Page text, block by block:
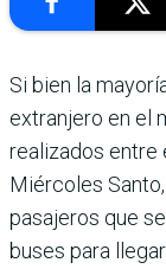
Si bien la
extranjero en el
realizados entre
Miércoles
pasajeros que
buses para